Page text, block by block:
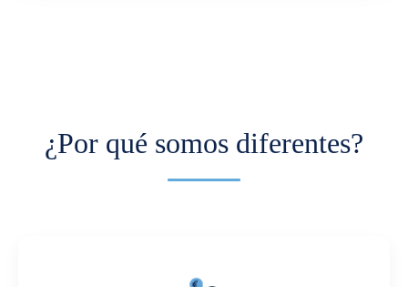
¿Por qué somos diferentes?